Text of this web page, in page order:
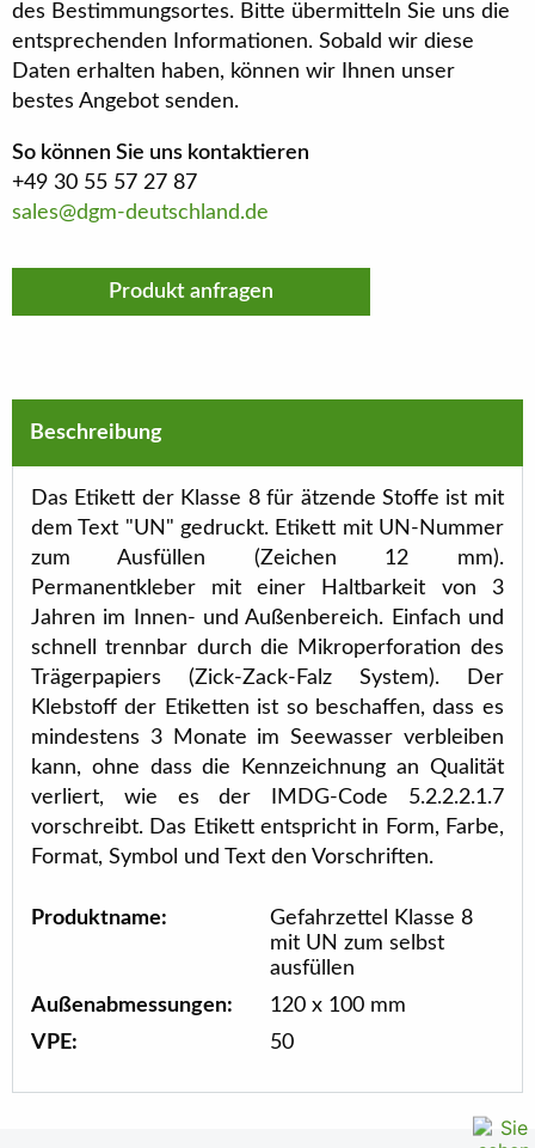
des Bestimmungsortes. Bitte übermitteln Sie uns die
entsprechenden Informationen. Sobald wir diese
Daten erhalten haben, können wir Ihnen unser
bestes Angebot senden.
So können Sie uns kontaktieren
+49 30 55 57 27 87
sales@dgm-deutschland.de
Produkt anfragen
Beschreibung
Das Etikett der Klasse 8 für ätzende Stoffe ist mit
dem Text "UN" gedruckt. Etikett mit UN-Nummer
zum Ausfüllen (Zeichen 12 mm).
Permanentkleber mit einer Haltbarkeit von 3
Jahren im Innen- und Außenbereich. Einfach und
schnell trennbar durch die Mikroperforation des
Trägerpapiers (Zick-Zack-Falz System). Der
Klebstoff der Etiketten ist so beschaffen, dass es
mindestens 3 Monate im Seewasser verbleiben
kann, ohne dass die Kennzeichnung an Qualität
verliert, wie es der IMDG-Code 5.2.2.2.1.7
vorschreibt. Das Etikett entspricht in Form, Farbe,
Format, Symbol und Text den Vorschriften.
Produktname:
Gefahrzettel Klasse 8
mit UN zum selbst
ausfüllen
Außenabmessungen:
120 x 100 mm
VPE:
50